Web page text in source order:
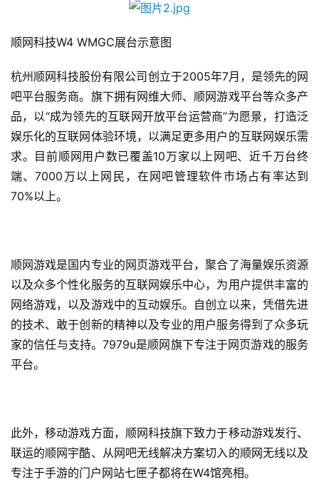
顺网科技W4 WMGC展台示意图
杭州顺网科技股份有限公司创立于2005年7月，是领先的网
吧平台服务商。旗下拥有网维大师、顺网游戏平台等众多产
品，以“成为领先的互联网开放平台运营商”为愿景，打造泛
娱乐化的互联网体验环境，以满足更多用户的互联网娱乐需
求。目前顺网用户数已覆盖10万家以上网吧、近千万台终
端、7000万以上网民，在网吧管理软件市场占有率达到
70%以上。
顺网游戏是国内专业的网页游戏平台，聚合了海量娱乐资源
以及众多个性化服务的互联网娱乐中心，为用户提供丰富的
网络游戏，以及游戏中的互动娱乐。自创立以来，凭借先进
的技术、敢于创新的精神以及专业的用户服务得到了众多玩
家的信任与支持。7979u是顺网旗下专注于网页游戏的服务
平台。
此外，移动游戏方面，顺网科技旗下致力于移动游戏发行、
联运的顺网宇酷、从网吧无线解决方案切入的顺网无线以及
专注于手游的门户网站七匣子都将在W4馆亮相。